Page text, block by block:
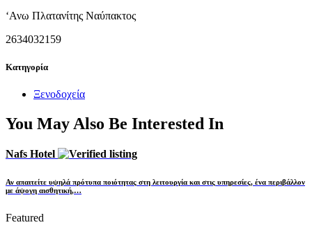
‘Ανω Πλατανίτης Ναύπακτος
2634032159
Κατηγορία
Ξενοδοχεία
You May Also Be Interested In
Nafs Hotel
Αν απαιτείτε υψηλά πρότυπα ποιότητας στη λειτουργία και στις υπηρεσίες, ένα περιβάλλον
με άψογη αισθητική,…
Featured